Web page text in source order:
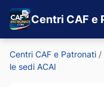
Centri CAF e
Centri CAF e Patronati /
le sedi ACAI